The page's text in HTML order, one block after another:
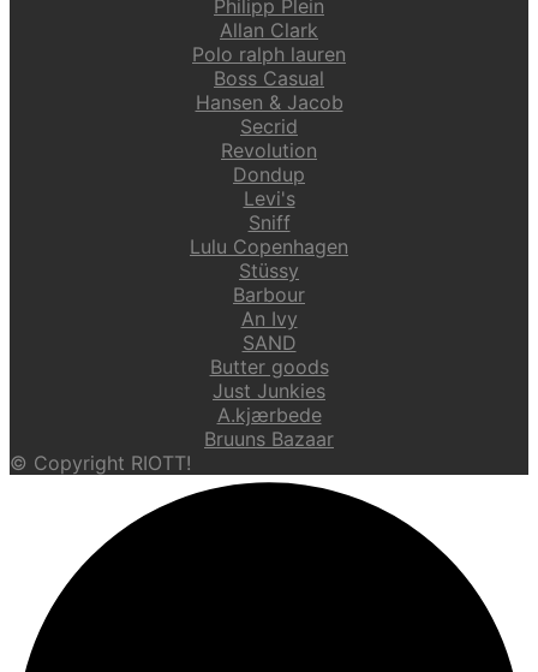
Philipp Plein
Allan Clark
Polo ralph lauren
Boss Casual
Hansen & Jacob
Secrid
Revolution
Dondup
Levi's
Sniff
Lulu Copenhagen
Stüssy
Barbour
An Ivy
SAND
Butter goods
Just Junkies
A.kjærbede
Bruuns Bazaar
© Copyright RIOTT!